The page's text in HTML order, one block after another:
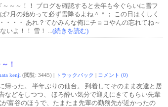
～～！！ ブログを確認すると去年も今ぐらいに雪フ
2月の始めって必ず雪降るよね＾＾； この日はくしく
・・・ あれ？てかみんな俺にチョコやんの忘れてね～
いよ！！ 雪！ ...(続きを読む)
！
kenji (閲覧: 3445) | トラックバック | コメント (0)
帰った。 半年ぶりの仙台。 到着してそのまま友達と居
などをしつつ、 ほろ酔い気分で迎えにきてもらい先輩
富谷のほうで、たまたま先輩の勤務先が近かったの